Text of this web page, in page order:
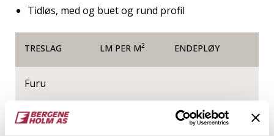
Tidløs, med og buet og rund profil
TRESLAG LM PER M2 ENDEPLØY
Furu
NOBB